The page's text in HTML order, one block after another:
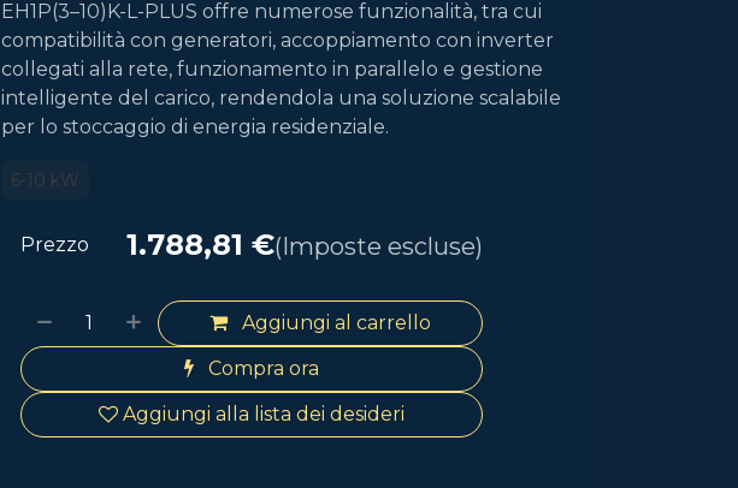
EH1P(3–10)K-L-PLUS offre numerose funzionalità, tra cui
compatibilità con generatori, accoppiamento con inverter
collegati alla rete, funzionamento in parallelo e gestione
intelligente del carico, rendendola una soluzione scalabile
per lo stoccaggio di energia residenziale.
6-10 kW
Aggiungi al carrello
Compra ora
Aggiungi alla lista dei desideri
Prezzo 1.788,81 €(Imposte escluse)